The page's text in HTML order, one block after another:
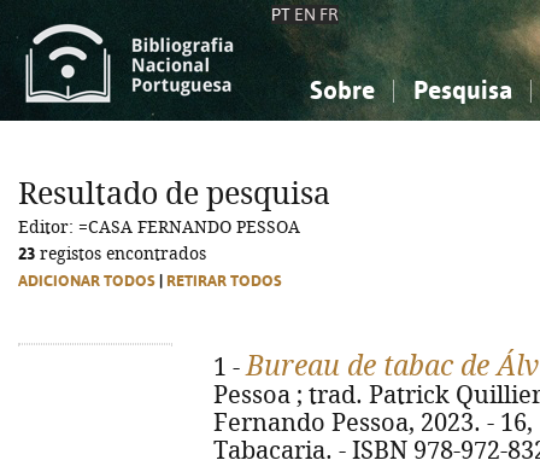
PT EN FR
Sobre Pesquisa
Ciências sociais...
Ciências sociais...
Resultado de pesquisa
Editor: =CASA FERNANDO PESSOA
23 registos encontrados
ADICIONAR TODOS RETIRAR TODOS
1 -Bureau de tabac de
Pessoa ; trad. Patrick
Fernando Pessoa, 2023. -
Tabacaria. - ISBN 978-972-